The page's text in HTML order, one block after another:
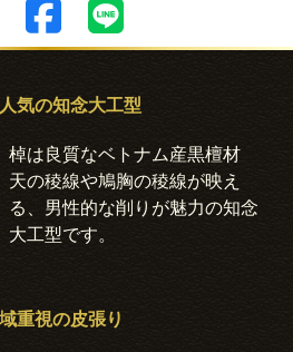
気の知念大工型
棹は良質なベトナム産黒檀材
天の稜線や鳩胸の稜線が映え
る、男性的な削りが魅力の知念
大工型です。
重視の皮張り